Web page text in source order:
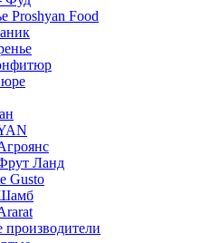
Proshyan Food
Ланд
Gusto
производители